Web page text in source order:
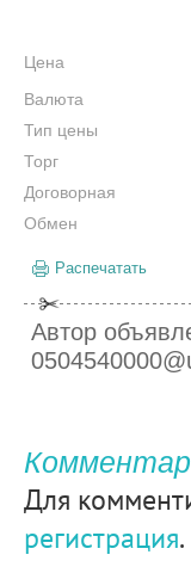
Цена
Валюта
Тип цены
Торг
Договорная
Обмен
Распечатать
Автор
Для
регистрация.